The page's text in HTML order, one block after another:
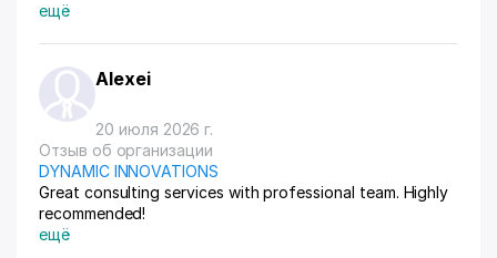
ещё
Alexei
20 июля 2026 г.
Отзыв об организации
DYNAMIC INNOVATIONS
Great consulting services with professional team. Highly
recommended!
ещё